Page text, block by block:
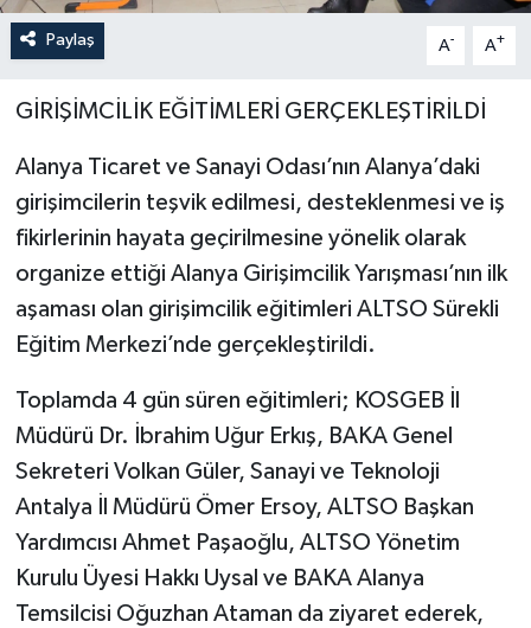
Paylaş A- A+
GİRİŞİMCİLİK EĞİTİMLERİ GERÇEKLEŞTİRİLDİ
Alanya Ticaret ve Sanayi Odası’nın Alanya’daki
girişimcilerin teşvik edilmesi, desteklenmesi ve iş
fikirlerinin hayata geçirilmesine yönelik olarak
organize ettiği Alanya Girişimcilik Yarışması’nın ilk
aşaması olan girişimcilik eğitimleri ALTSO Sürekli
Eğitim Merkezi’nde gerçekleştirildi.
Toplamda 4 gün süren eğitimleri; KOSGEB İl
Müdürü Dr. İbrahim Uğur Erkış, BAKA Genel
Sekreteri Volkan Güler, Sanayi ve Teknoloji
Antalya İl Müdürü Ömer Ersoy, ALTSO Başkan
Yardımcısı Ahmet Paşaoğlu, ALTSO Yönetim
Kurulu Üyesi Hakkı Uysal ve BAKA Alanya
Temsilcisi Oğuzhan Ataman da ziyaret ederek,